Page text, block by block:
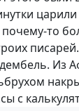
то
Из
с